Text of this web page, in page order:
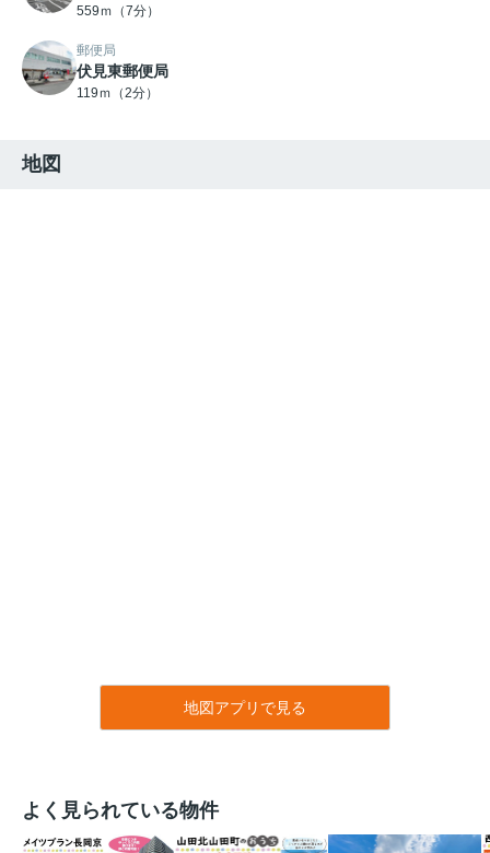
559ｍ（7分）
郵便局
伏見東郵便局
119ｍ（2分）
地図
地図アプリで見る
よく見られている物件